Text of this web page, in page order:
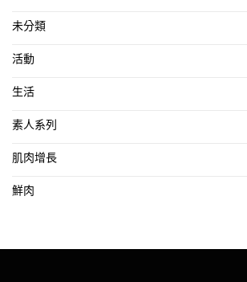
未分類
活動
生活
素人系列
肌肉增長
鮮肉